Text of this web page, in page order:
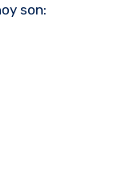
son: